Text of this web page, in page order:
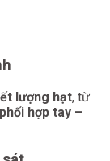
lượng hạt, từ
hợp tay –